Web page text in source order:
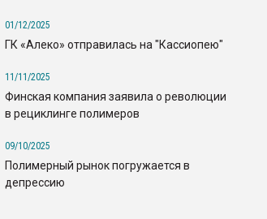
01/12/2025
ГК «Алеко» отправилась на "Кассиопею"
11/11/2025
Финская компания заявила о революции
в рециклинге полимеров
09/10/2025
Полимерный рынок погружается в
депрессию